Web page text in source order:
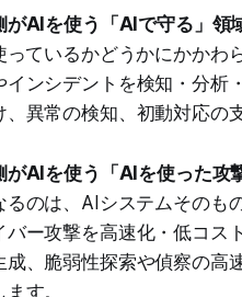
AIを使う「AIで守る」領
ているかどうかにかかわ
インシデントを検知・分析
異常の検知、初動対応の
AIを使う「AIを使った攻
るのは、AIシステムそのも
バー攻撃を高速化・低コ
成、脆弱性探索や偵察の高
す。